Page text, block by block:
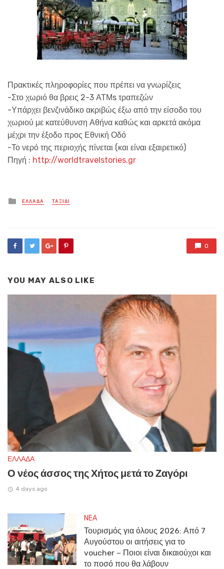
Πρακτικές πληροφορίες που πρέπει να γνωρίζεις
-Στο χωριό θα βρεις 2-3 ΑΤΜs τραπεζών
-Υπάρχει βενζινάδικο ακριβώς έξω από την είσοδο του
χωριού με κατεύθυνση Αθήνα καθώς και αρκετά ακόμα
μέχρι την έξοδο προς Εθνική Οδό
-Το νερό της περιοχής πίνεται (και είναι εξαιρετικό)
Πηγή : http://worldtravelstories.gr
Posted
in
ΕΛΛΑΔΑ ΤΑΞΙΔΙ
0
YOU MAY ALSO LIKE
ΕΛΛΑΔΑ
Ο νέος άσσος της Χήτος μετά το Ζαγόρι
4 days ago
NEA
Τουρισμός για όλους 2026: Από 7
Αυγούστου οι αιτήσεις για το
voucher – Ποιοι είναι δικαιούχοι και
το ποσό που θα λάβουν